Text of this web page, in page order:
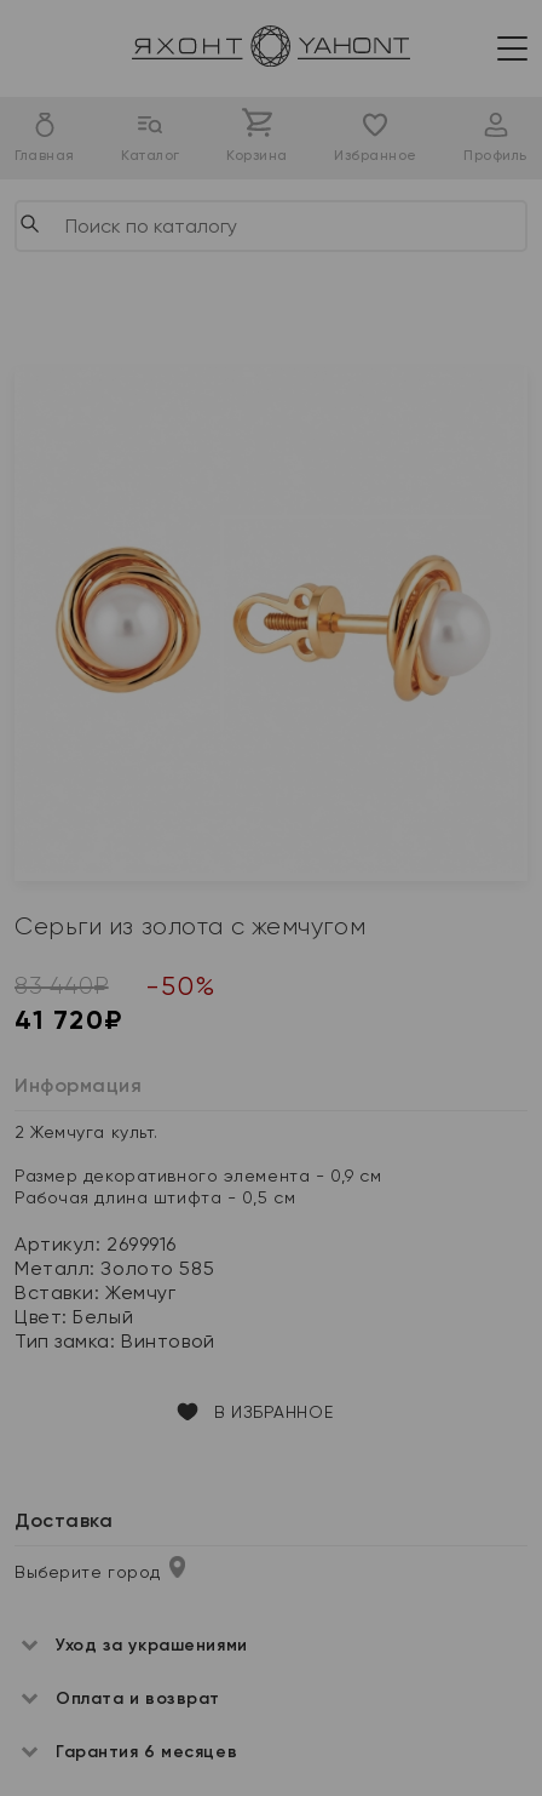
Главная Каталог Корзина Избранное Профиль
Серьги из золота с жемчугом
83 440₽ -50%
41 720₽
Информация
2 Жемчуга культ.
Размер декоративного элемента - 0,9 см
Рабочая длина штифта - 0,5 см
Артикул: 2699916
Металл:Золото 585
Вставки:Жемчуг
Цвет: Белый
Тип замка: Винтовой
В ИЗБРАННОЕ
Доставка
Выберите город
Уход за украшениями
Оплата и возврат
Гарантия 6 месяцев